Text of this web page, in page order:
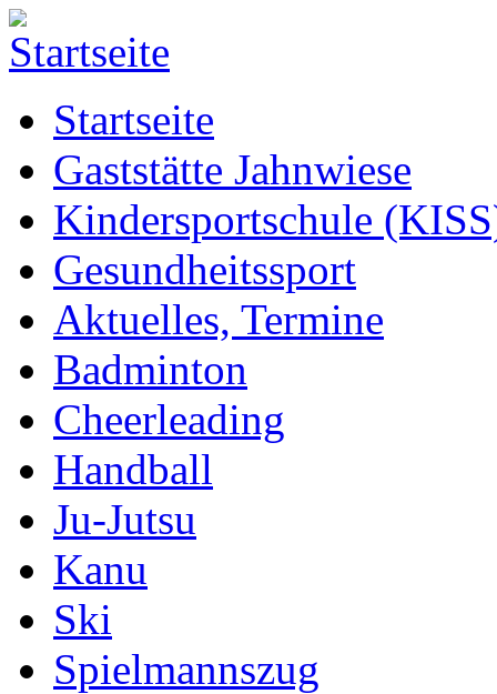
Startseite
Gaststätte Jahnwiese
Kindersportschule
Gesundheitssport
Aktuelles, Termine
Badminton
Cheerleading
Handball
Ju-Jutsu
Kanu
Ski
Spielmannszug